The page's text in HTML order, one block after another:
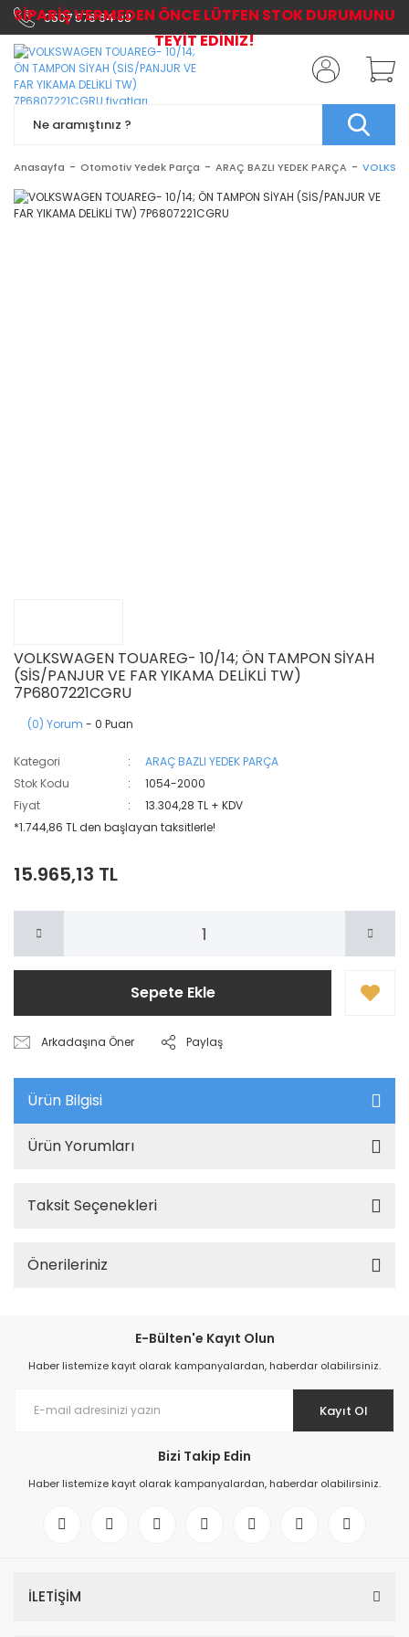
0507 576 64 03
Anasayfa Otomotiv Yedek Parça ARAÇ BAZLI YEDEK PARÇA
VOLKSWAGEN TOUAREG- 10/14; ÖN TAMPON SİYAH
(SİS/PANJUR VE FAR YIKAMA DELİKLİ TW)
7P6807221CGRU
(0) Yorum - 0 Puan
Kategori
ARAÇ BAZLI YEDEK PARÇA
Stok Kodu
1054-2000
Fiyat
13.304,28 TL + KDV
*1.744,86 TL den başlayan taksitlerle!
15.965,13 TL
Sepete Ekle
Arkadaşına Öner Paylaş
Ürün Bilgisi
Ürün Yorumları
Taksit Seçenekleri
Önerileriniz
E-Bülten'e Kayıt Olun
Haber listemize kayıt olarak kampanyalardan, haberdar olabilirsiniz.
Kayıt Ol
Bizi Takip Edin
Haber listemize kayıt olarak kampanyalardan, haberdar olabilirsiniz.
İLETİŞİM
SİPARİŞ VERMEDEN ÖNCE LÜTFEN STOK DURUMUNU
TEYİT EDİNİZ!